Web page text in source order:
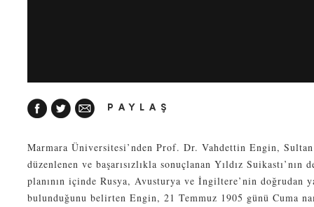
PAYLAŞ
Marmara Üniversitesi’nden Prof. Dr. Vahdettin Engin,
düzenlenen ve başarısızlıkla sonuçlanan Yıldız Suikastı’nın
planının içinde Rusya, Avusturya ve İngiltere’nin doğrudan
bulunduğunu belirten Engin, 21 Temmuz 1905 günü Cuma